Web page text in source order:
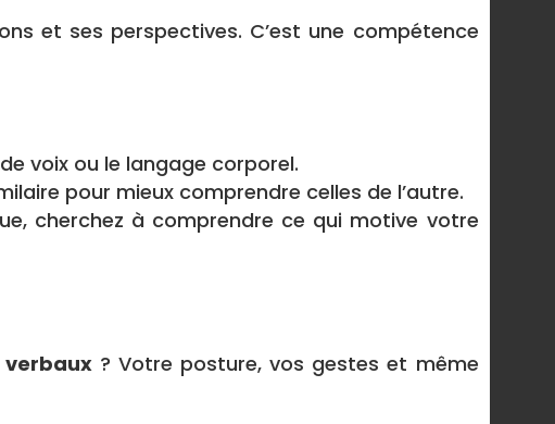
et ses perspectives. C’est une compétence
voix ou le langage corporel.
pour mieux comprendre celles de l’autre.
cherchez à comprendre ce qui motive votre
verbaux? Votre posture, vos gestes et même